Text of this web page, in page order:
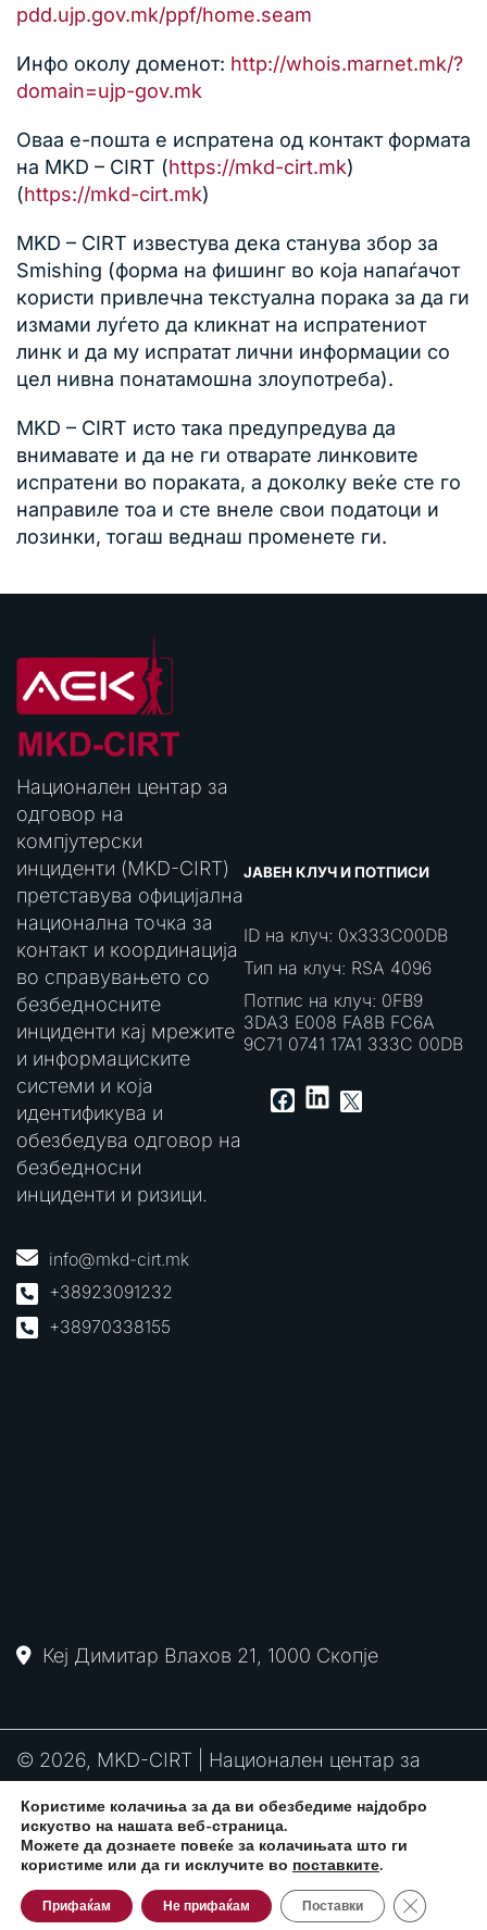
Користиме колачиња за да ви обезбедиме најдобро
искуство на нашата веб-страница.
Можете да дознаете повеќе за колачињата што ги
користиме или да ги исклучите во поставките.
Прифаќам Не прифаќам Поставки Close
pdd.ujp.gov.mk/ppf/home.seam
Инфо околу доменот: http://whois.marnet.mk/?
domain=ujp-gov.mk
Оваа е-пошта е испратена од контакт формата
на MKD – CIRT (https://mkd-cirt.mk)
(https://mkd-cirt.mk)
MKD – CIRT известува дека станува збор за
Smishing (форма на фишинг во која напаѓачот
користи привлечна текстуална порака за да ги
измами луѓето да кликнат на испратениот
линк и да му испратат лични информации со
цел нивна понатамошна злоупотреба).
MKD – CIRT исто така предупредува да
внимавате и да не ги отварате линковите
испратени во пораката, а доколку веќе сте го
направиле тоа и сте внеле свои податоци и
лозинки, тогаш веднаш променете ги.
Национален центар за
одговор на
компјутерски
инциденти (MKD-CIRT)
претставува официјална
национална точка за
контакт и координација
во справувањето со
безбедносните
инциденти кај мрежите
и информациските
системи и која
идентификува и
обезбедува одговор на
безбедносни
инциденти и ризици.
info@mkd-cirt.mk
+38923091232
+38970338155
ЈАВЕН КЛУЧ И ПОТПИСИ
ID на клуч: 0x333C00DB
Тип на клуч: RSA 4096
Потпис на клуч: 0FB9
3DA3 E008 FA8B FC6A
9C71 0741 17A1 333C 00DB
Facebook
LinkedIn
X
Кеј Димитар Влахов 21, 1000 Скопје
© 2026, MKD-CIRT | Национален центар за
одговор на компјутерски инциденти
PGP
потпис
RFC2350 Политика за привантост
Развиено од:CPP Services